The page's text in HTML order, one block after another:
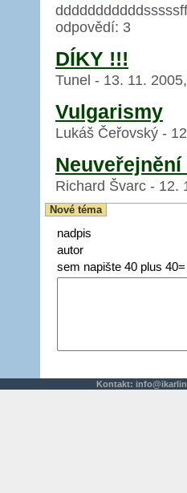
odpovědí: 3
DÍKY !!!
Tunel - 13. 11.
Vulgarismy
Lukáš Čeřovský -
Richard Švarc - 12.
Nové téma
nadpis
autor
sem napište 40 plus 40=
Kontakt: